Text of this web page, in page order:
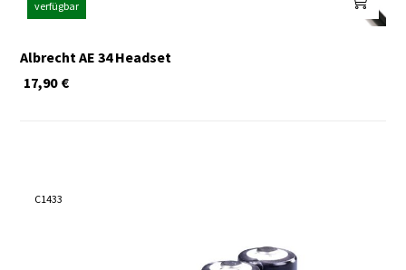
verfügbar
Albrecht AE 34 Headset
€
17,90
C1433